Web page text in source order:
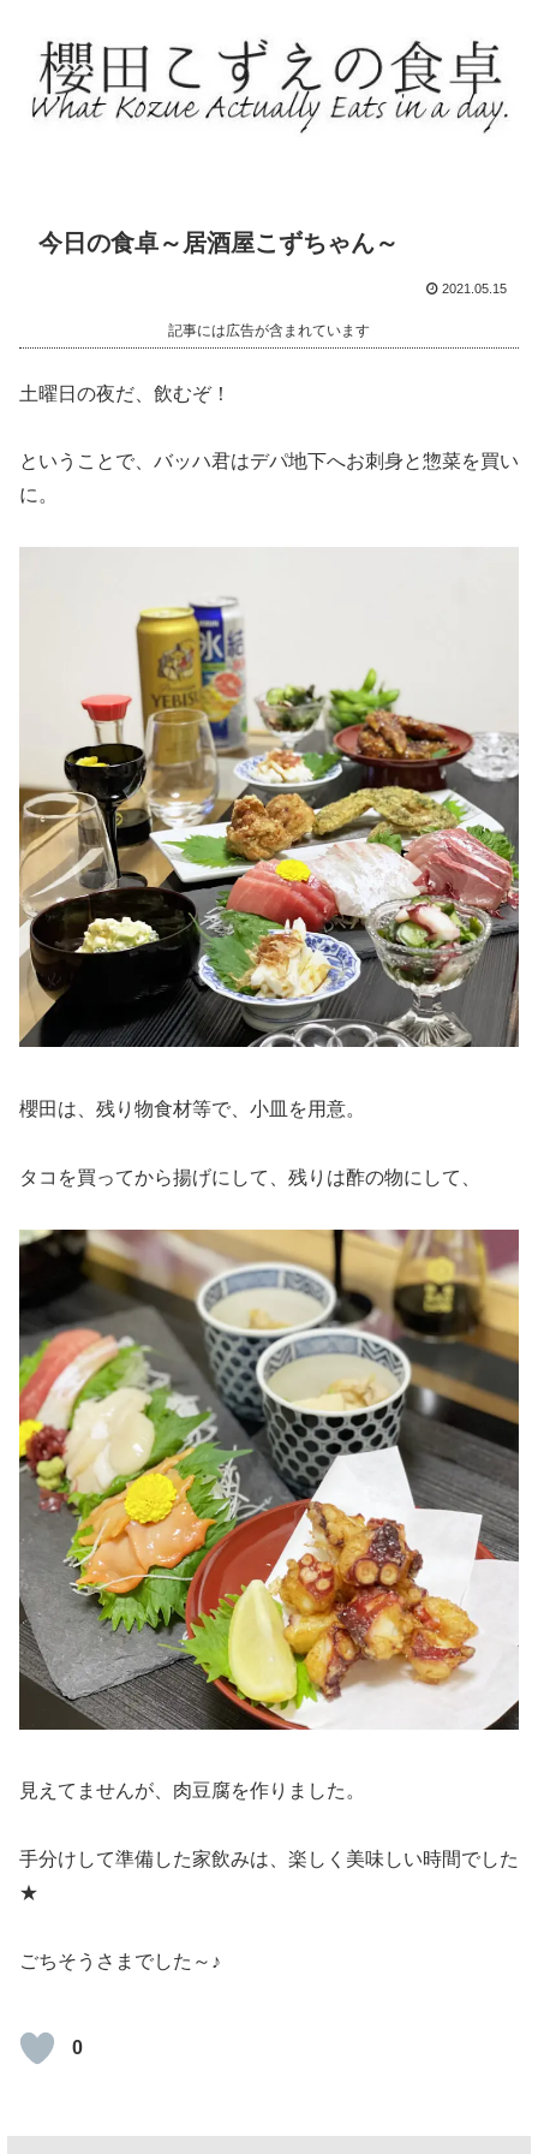
今日の食卓～居酒屋こずちゃん～
2021.05.15
記事には広告が含まれています
土曜日の夜だ、飲むぞ！
ということで、バッハ君はデパ地下へお刺身と惣菜を買い
に。
櫻田は、残り物食材等で、小皿を用意。
タコを買ってから揚げにして、残りは酢の物にして、
見えてませんが、肉豆腐を作りました。
手分けして準備した家飲みは、楽しく美味しい時間でした
★
ごちそうさまでした～♪
0